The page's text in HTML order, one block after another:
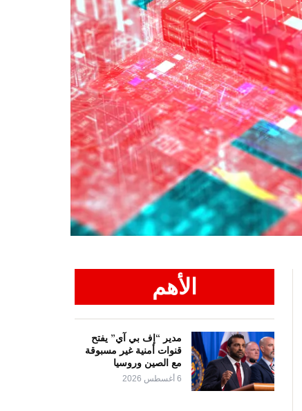
الأهم
مدير “إف بي آي” يفتح
قنوات أمنية غير مسبوقة
مع الصين وروسيا
6 أغسطس 2026